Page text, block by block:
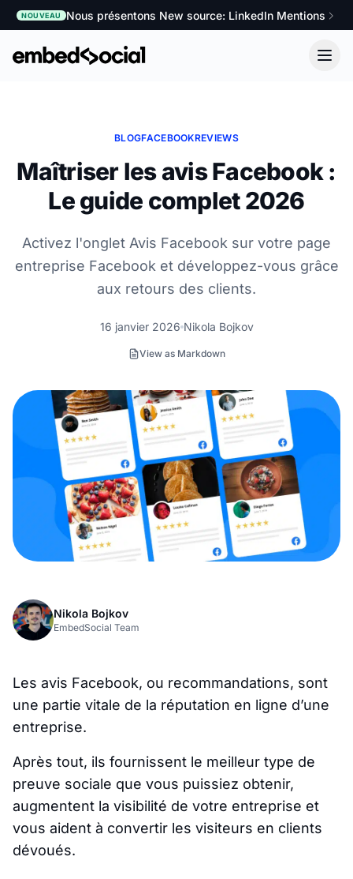
NOUVEAU Nous présentons New source: LinkedIn Mentions
BLOGFACEBOOKREVIEWS
Maîtriser les avis Facebook :
Le guide complet 2026
Activez l'onglet Avis Facebook sur votre page
entreprise Facebook et développez-vous grâce
aux retours des clients.
16 janvier 2026 Nikola Bojkov
View as Markdown
Nikola Bojkov
EmbedSocial Team
Les avis Facebook, ou recommandations, sont
une partie vitale de la réputation en ligne d’une
entreprise.
Après tout, ils fournissent le meilleur type de
preuve sociale que vous puissiez obtenir,
augmentent la visibilité de votre entreprise et
vous aident à convertir les visiteurs en clients
dévoués.